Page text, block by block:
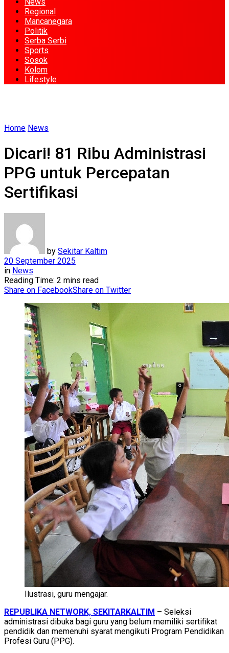
Regional
Mancanegara
Politik
Serba Serbi
Sports
Sosok
Kolom
Lifestyle
Home News
Dicari! 81 Ribu Administrasi
PPG untuk Percepatan
Sertifikasi
by Sekitar Kaltim
20 September 2025
in News
Reading Time: 2 mins read
Share on FacebookShare on Twitter
Ilustrasi, guru mengajar.
REPUBLIKA NETWORK, SEKITARKALTIM – Seleksi
administrasi dibuka bagi guru yang belum memiliki sertifikat
pendidik dan memenuhi syarat mengikuti Program Pendidikan
Profesi Guru (PPG).